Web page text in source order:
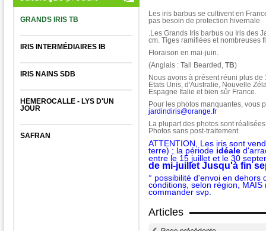
GRANDS IRIS TB
IRIS INTERMÉDIAIRES IB
IRIS NAINS SDB
HEMEROCALLE - LYS D'UN
JOUR
SAFRAN
Les iris barbus se cultivent en
pas besoin de protection hivernale
.Les Grands Iris barbus ou Iris des
cm. Tiges ramifiées et nombreuses
Floraison en mai-juin.
(Anglais : Tall Bearded, TB)
Nous avons à présent réuni plus
Etats Unis, d'Australie, Nouvelle
Espagne Italie et bien sûr France.
Pour les photos manquantes, vous
jardindiris@orange.fr
La plupart des photos sont
Photos sans post-traitement.
ATTENTION, Les iris sont
terre) ; la période idéale
entre le 15 juillet et le 30
de mi-juillet Jusqu'à fin
° possibilité d'envoi en dehors
conditions, selon région,
commander svp.
Articles